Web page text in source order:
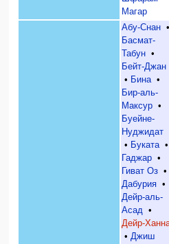
Магар
Абу-Снан •
Басмат-
Табун •
Бейт-Джан
• Бина•
Бир-аль-
Максур •
Буейне-
Нуджидат
• Буката•
Гаджар •
Гиват Оз •
Дабурия •
Дейр-аль-
Асад •
Дейр-
•Джиш